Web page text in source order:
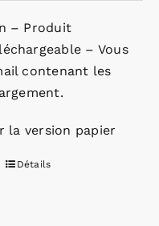
– Produit
– Vous
contenant les
la version papier
Détails